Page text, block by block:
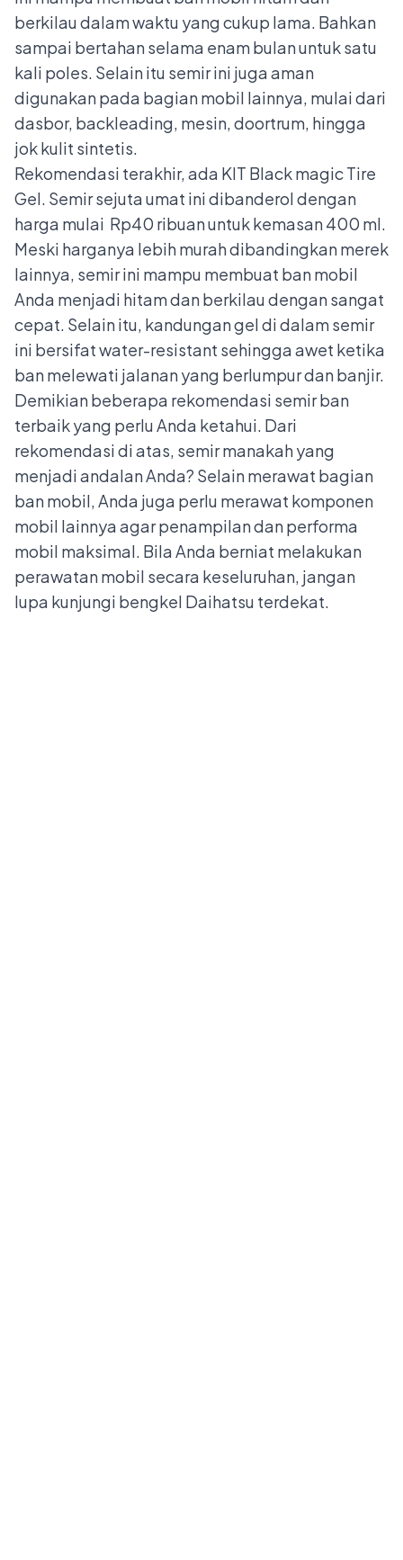
berkilau dalam waktu yang cukup lama. Bahkan
sampai bertahan selama enam bulan untuk satu
kali poles. Selain itu semir ini juga aman
digunakan pada bagian mobil lainnya, mulai dari
dasbor, backleading, mesin, doortrum, hingga
jok kulit sintetis.
Rekomendasi terakhir, ada KIT Black magic Tire
Gel. Semir sejuta umat ini dibanderol dengan
harga mulai Rp40 ribuan untuk kemasan 400 ml.
Meski harganya lebih murah dibandingkan merek
lainnya, semir ini mampu membuat ban mobil
Anda menjadi hitam dan berkilau dengan sangat
cepat. Selain itu, kandungan gel di dalam semir
ini bersifat water-resistant sehingga awet ketika
ban melewati jalanan yang berlumpur dan banjir.
Demikian beberapa rekomendasi semir ban
terbaik yang perlu Anda ketahui. Dari
rekomendasi di atas, semir manakah yang
menjadi andalan Anda? Selain merawat bagian
ban mobil, Anda juga perlu merawat komponen
mobil lainnya agar penampilan dan performa
mobil maksimal. Bila Anda berniat melakukan
perawatan mobil secara keseluruhan, jangan
lupa kunjungi bengkel Daihatsu terdekat.